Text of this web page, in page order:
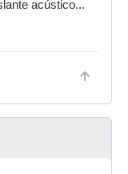
acústico...